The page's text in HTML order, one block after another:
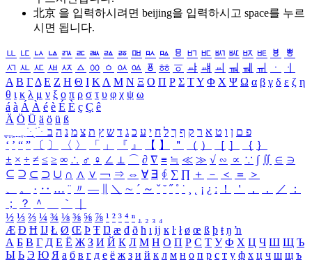
北京 을 입력하시려면 beijing을 입력하시고 space를 누르
시면 됩니다.
ㅥ ㅦ ㅧ ㅨ ㅩ ㅪ ㅫ ㅬ ㅭ ㅮ ㅯ ㅰ ㅱ ㅲ ㅳ ㅴ ㅵ ㅶ ㅷ ㅸ
ㅹ
ㅺ ㅻ ㅼ ㅽ ㅾ ㅿ ㆀ ㆁ ㆂ ㆃ ㆄ ㆅ ㆆ ㆇ ㆈ ㆉ ㆊ ㆋ ㆌ ㆍ
ㆎ
Α Β ΓΔ Ε Ζ Η Θ Ι ΚΛ Μ Ν Ξ Ο Π Ρ Σ ΤΥ Φ Χ Ψ Ω α β γ δ ε ζ η
θ ι κ λ μ ν ξ ο π ρ σ τ υ φ χ ψ ω
á à Á À é è É È ç Ç ê
Ä Ö Ü ä ö ü ß
ִֶֹ ֻּ ׁׂ פ ם ן ו ט א ר ק ף ך ל ח י ע כ ג ד ש ץ ת צ מ נ ה ב
‘ ’ “ ” 〔 〕 〈 〉 「 」 『 』 【 】 ＂ （ ） ［ ］ ｛ ｝
± × ÷ ≠ ≤ ≥ ∞ ∴ ♂ ♀ ∠ ⊥ ⌒ ∂ ∇ ≡ ≒ ≪ ≫ √ ∽ ∝ ∵ ∫ ∬ ∈ ∋
⊆ ⊇ ⊂ ⊃ ∪ ∩ ∧ ∨ ￢ ⇒ ⇔ ∀ ∃ ∮ ∑ ∏ ＋ － ＜ ＝
＞
、
。 · ‥ … ¨ 〃 ― ＼ ∼ ´ ～ ˇ ˘ ˝ ˚ ˙ ¸ ¡ ¿ ː ！ ＇ ， ． ／
：
；
？ ＾ ｀
½ ⅓ ⅔ ¼ ¾ ⅛ ⅜ ⅝ ⅞ ¹ ² ³ ⁴ ⁿ ₁ ₂ ₃ ₄
Æ Ð Ħ Ĳ Ł Ø Œ Þ Ŧ Ŋ æ đ ð ħ ı ĳ ĸ ŀ ł ø œ ß þ ŧ ŋ ŉ
А Б В Г Д Е Ё Ж З И Й К Л М Н О П Р С Т У Ф Х Ц Ч Ш Щ Ъ
Ы Ь Э Ю Я а б в г д е ё ж з и й к л м н о п р с т у ф х ц ч ш щ ъ